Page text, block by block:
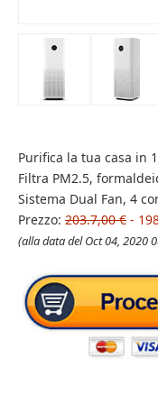
Purifica la tua casa in
Filtra PM2.5,
Sistema Dual Fan, 4
Prezzo: 203.7,00 € -
(alla data del Oct 04, 2020